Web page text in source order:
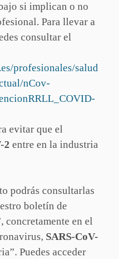
si implican o no
Para llevar a
consultar el
profesionales/salud
nCov-
evitar que el
2 entre en la industria
podrás consultarlas
boletín de
concretamente en el
SARS-CoV-
Puedes acceder